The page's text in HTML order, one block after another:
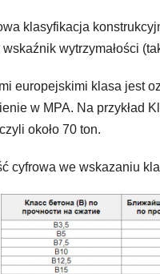
klasyfikacja
wytrzymałości
europejskimi klasa jest
w MPA. Na przykład
około 70 ton.
cyfrowa we wskazaniu